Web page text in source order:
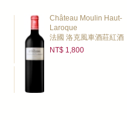
Château Moulin Haut-
Laroque
法國 洛克風車酒莊紅酒
NT$ 1,800